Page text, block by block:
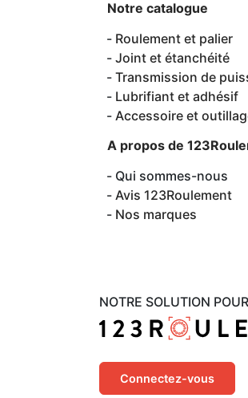
NOTRE SOLUTION
Connectez-vous
Notre catalogue
Roulement et palier
Joint et étanchéité
Transmission de
Lubrifiant et adhésif
Accessoire et
A propos de
Qui sommes-nous
Avis 123Roulement
Nos marques